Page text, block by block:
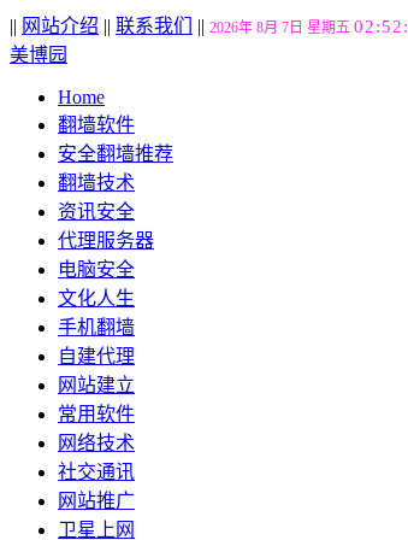
|| 网站介绍 || 联系我们 || 2026年 8月 7日 星期五
美博园
Home
翻墙软件
安全翻墙推荐
翻墙技术
资讯安全
代理服务器
电脑安全
文化人生
手机翻墙
自建代理
网站建立
常用软件
网络技术
社交通讯
网站推广
卫星上网